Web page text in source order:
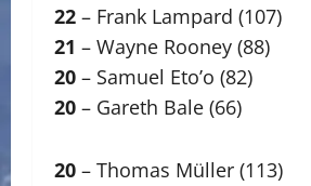
22 – Frank Lampard (107)
21 – Wayne Rooney (88)
20 – Samuel Eto’o (82)
20 – Gareth Bale (66)
20 – Thomas Müller (113)